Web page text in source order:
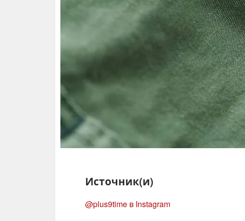
Источник(и)
@plus9time в Instagram